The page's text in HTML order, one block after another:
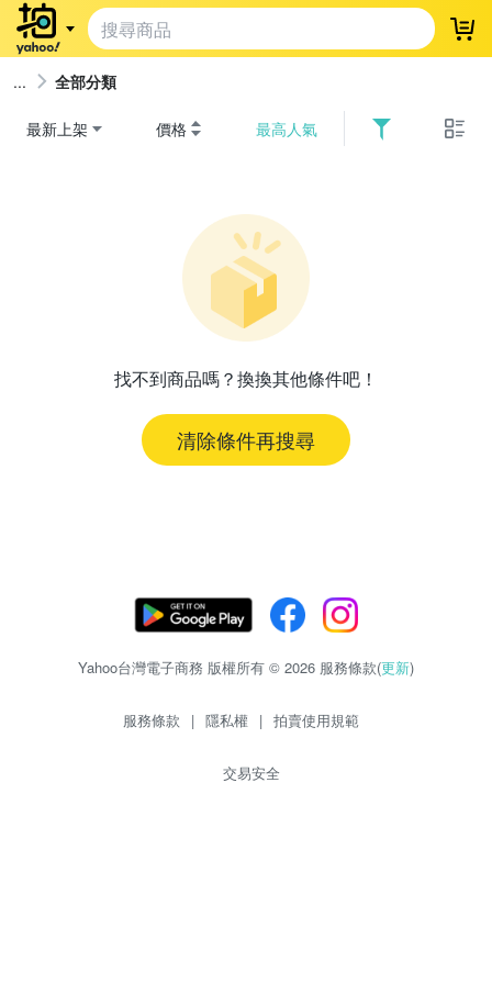
登
全部分類
最新上架 價格 最高人氣
找不到商品嗎？換換其他條件吧！
清除條件再搜尋
Yahoo台灣電子商務 版權所有 © 2026 服務條款(更新)
服務條款 | 隱私權 | 拍賣使用規範
交易安全